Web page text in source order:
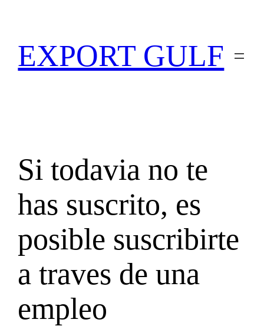
EXPORT GULF
Si todavia no te
has suscrito, es
posible suscribirte
a traves de una
empleo